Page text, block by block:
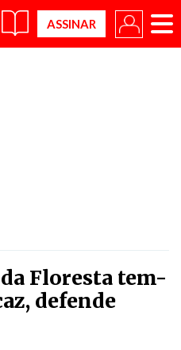
×
Floresta tem-
defende